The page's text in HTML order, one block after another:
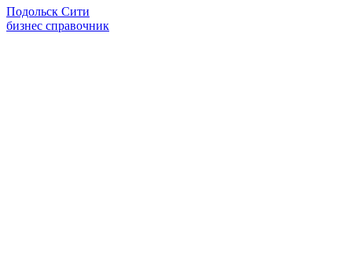
Подольск Сити
бизнес справочник